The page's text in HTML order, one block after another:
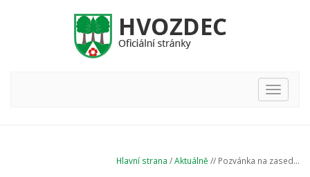
Hlavní
nabídka
Hlavní strana /Aktuálně // Pozvánka na zased...